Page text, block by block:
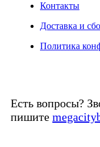
Контакты
Доставка и
Политика
Есть вопросы?
пишите